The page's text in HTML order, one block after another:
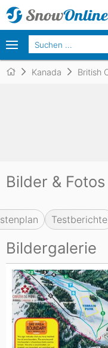
Kanada British
Bilder &
Testberichte
Bildergalerie